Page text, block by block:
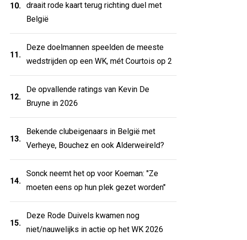
10.
draait rode kaart terug richting duel met
België
11.
Deze doelmannen speelden de meeste
wedstrijden op een WK, mét Courtois op 2
12.
De opvallende ratings van Kevin De
Bruyne in 2026
13.
Bekende clubeigenaars in België met
Verheye, Bouchez en ook Alderweireld?
14.
Sonck neemt het op voor Koeman: "Ze
moeten eens op hun plek gezet worden"
15.
Deze Rode Duivels kwamen nog
niet/nauwelijks in actie op het WK 2026